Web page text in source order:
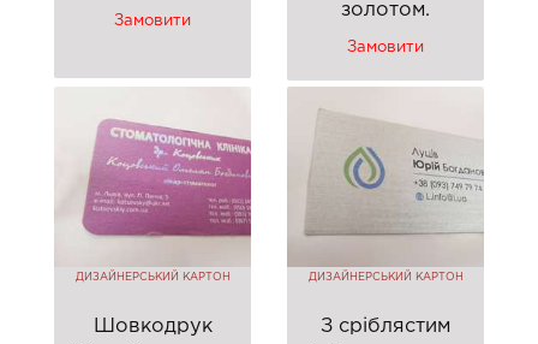
Замовити
золотом.
Замовити
ДИЗАЙНЕРСЬКИЙ КАРТОН
Шовкодрук
ДИЗАЙНЕРСЬКИЙ КАРТОН
З сріблястим